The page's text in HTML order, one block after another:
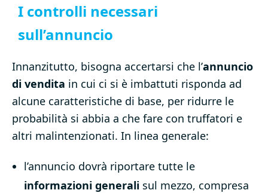
I controlli necessari
sull’annuncio
Innanzitutto, bisogna accertarsi che l’annuncio
di vendita in cui ci si è imbattuti risponda ad
alcune caratteristiche di base, per ridurre le
probabilità si abbia a che fare con truffatori e
altri malintenzionati. In linea generale:
l’annuncio dovrà riportare tutte le
informazioni generali sul mezzo, compresa